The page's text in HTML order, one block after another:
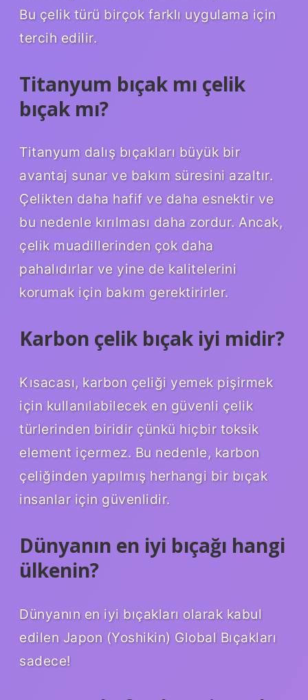
Bu çelik türü birçok farklı uygulama için
tercih edilir.
Titanyum bıçak mı çelik
bıçak mı?
Titanyum dalış bıçakları büyük bir
avantaj sunar ve bakım süresini azaltır.
Çelikten daha hafif ve daha esnektir ve
bu nedenle kırılması daha zordur. Ancak,
çelik muadillerinden çok daha
pahalıdırlar ve yine de kalitelerini
korumak için bakım gerektirirler.
Karbon çelik bıçak iyi midir?
Kısacası, karbon çeliği yemek pişirmek
için kullanılabilecek en güvenli çelik
türlerinden biridir çünkü hiçbir toksik
element içermez. Bu nedenle, karbon
çeliğinden yapılmış herhangi bir bıçak
insanlar için güvenlidir.
Dünyanın en iyi bıçağı hangi
ülkenin?
Dünyanın en iyi bıçakları olarak kabul
edilen Japon (Yoshikin) Global Bıçakları
sadece!